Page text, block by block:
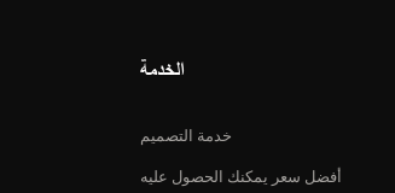
الخدمة
خدمة التصميم
أفضل سعر يمكنك الحصول عليه